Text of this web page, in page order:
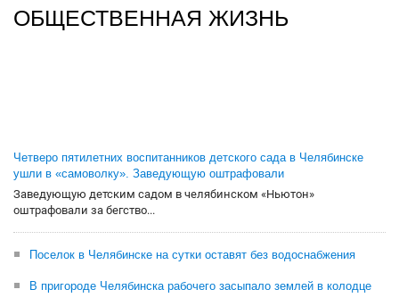
ОБЩЕСТВЕННАЯ ЖИЗНЬ
Четверо пятилетних воспитанников детского сада в Челябинске
ушли в «самоволку». Заведующую оштрафовали
Заведующую детским садом в челябинском «Ньютон»
оштрафовали за бегство...
Поселок в Челябинске на сутки оставят без водоснабжения
В пригороде Челябинска рабочего засыпало землей в колодце